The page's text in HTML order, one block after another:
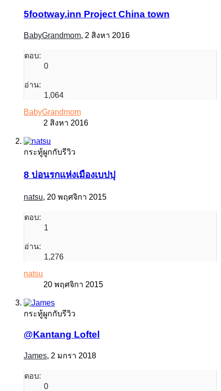
5footway.inn Project China town
BabyGrandmom, 2 สิงหา 2016
ตอบ:
0
อ่าน:
1,064
BabyGrandmom
2 สิงหา 2016
กระทู้ผูกกับรีวิว
8 บ่อนรกแห่งเมืองเบปปุ
natsu, 20 พฤศจิกา 2015
ตอบ:
1
อ่าน:
1,276
natsu
20 พฤศจิกา 2015
กระทู้ผูกกับรีวิว
@Kantang Loftel
James, 2 มกรา 2018
ตอบ:
0